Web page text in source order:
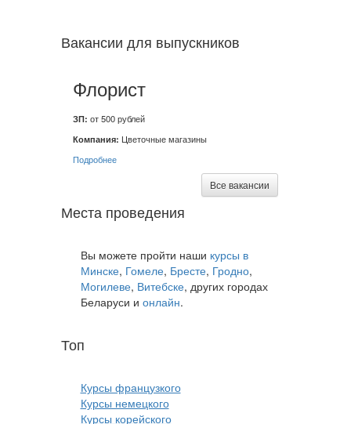
Вакансии для выпускников
Флорист
ЗП: от 500 рублей
Компания: Цветочные магазины
Подробнее
Все вакансии
Места проведения
Вы можете пройти наши курсы в
Минске, Гомеле, Бресте, Гродно,
Могилеве, Витебске, других городах
Беларуси и онлайн.
Топ
Курсы французкого
Курсы немецкого
Курсы корейского